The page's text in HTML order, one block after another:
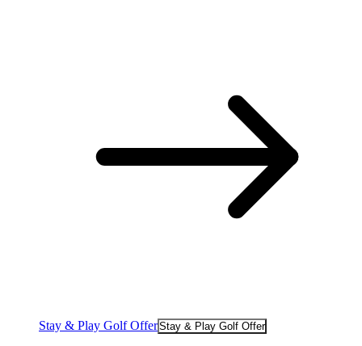
Stay & Play Golf OfferStay & Play Golf Offer